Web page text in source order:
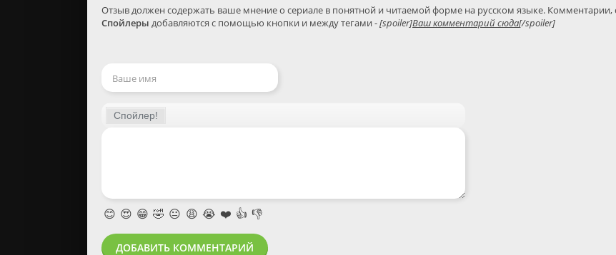
Спойлеры добавляются с помощью кнопки и между тегами - [spoiler]Ваш комментарий сюда[/spoiler]
😊 😍 😁 🤣 😐 😩 😭 ❤️ 👍 👎
ДОБАВИТЬ КОММЕНТАРИЙ